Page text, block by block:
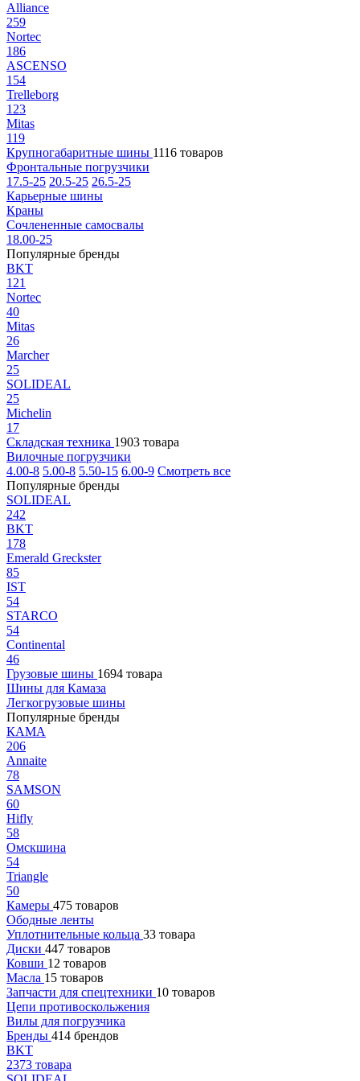
Alliance
259
Nortec
186
ASCENSO
154
Trelleborg
123
Mitas
119
Крупногабаритные шины 1116 товаров
Фронтальные погрузчики
17.5-25 20.5-25 26.5-25
Карьерные шины
Краны
Сочлененные самосвалы
18.00-25
Популярные бренды
BKT
121
Nortec
40
Mitas
26
Marcher
25
SOLIDEAL
25
Michelin
17
Складская техника 1903 товара
Вилочные погрузчики
4.00-8 5.00-8 5.50-15 6.00-9 Смотреть все
Популярные бренды
SOLIDEAL
242
BKT
178
Emerald Greckster
85
IST
54
STARCO
54
Continental
46
Грузовые шины 1694 товара
Шины для Камаза
Легкогрузовые шины
Популярные бренды
КАМА
206
Annaite
78
SAMSON
60
Hifly
58
Омскшина
54
Triangle
50
Камеры 475 товаров
Ободные ленты
Уплотнительные кольца 33 товара
Диски 447 товаров
Ковши 12 товаров
Масла 15 товаров
Запчасти для спецтехники 10 товаров
Цепи противоскольжения
Вилы для погрузчика
Бренды 414 брендов
BKT
2373 товара